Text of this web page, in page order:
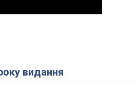
Play Video
видання